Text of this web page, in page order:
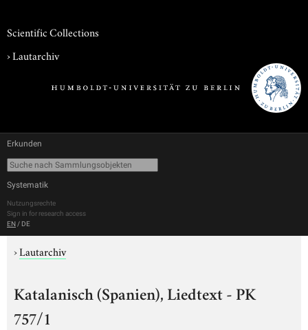
Scientific Collections
›Lautarchiv
Erkunden
Systematik
Nutzungsrechte
Sign in for research access
EN / DE
›Lautarchiv
Katalanisch (Spanien), Liedtext - PK
757/1